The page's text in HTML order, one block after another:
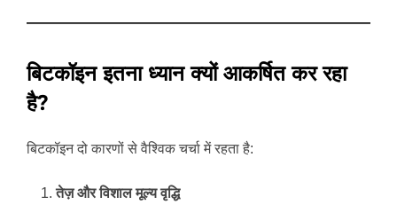
बिटकॉइन इतना ध्यान क्यों आकर्षित कर रहा
है?
बिटकॉइन दो कारणों से वैश्विक चर्चा में रहता है:
तेज़ और विशाल मूल्य वृद्धि